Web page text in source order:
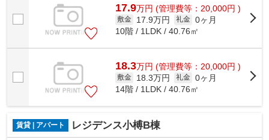
17.9万円 (管理費等：20,000円 )
敷金 17.9万円 礼金 0ヶ月
10階 / 1LDK / 40.76㎡
18.3万円 (管理費等：20,000円 )
敷金 18.3万円 礼金 0ヶ月
14階 / 1LDK / 40.76㎡
賃貸 | アパート レジデンス小榑B棟